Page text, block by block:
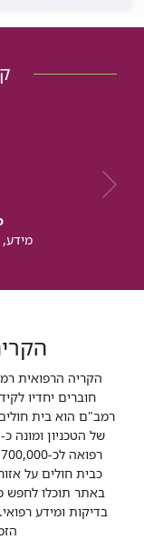
מידע,
הקריה הרפואית
חוברים יחדיו
רמב"ם הוא בית
כבית חולים על אזורי עבור 12 בתי חולים
באתר תוכלו לחפש
בדיקות ומידע